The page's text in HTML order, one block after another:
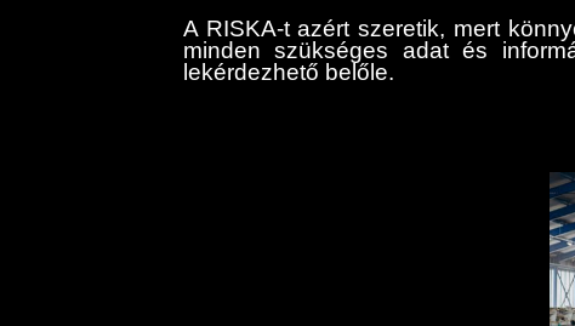
A RISKA-t azért szeretik, mert
minden szükséges adat és
lekérdezhető belőle.